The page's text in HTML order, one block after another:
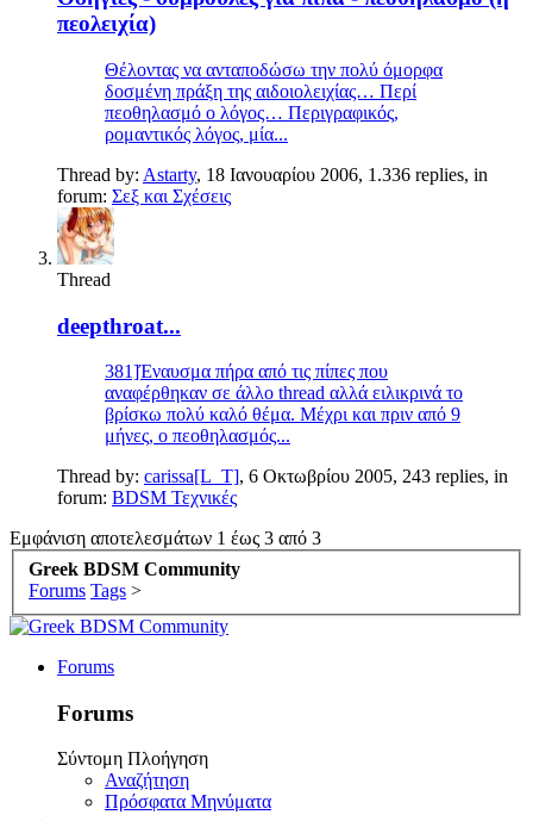
πεολειχία)
Θέλοντας να ανταποδώσω την πολύ όμορφα
δοσμένη πράξη της αιδοιολειχίας… Περί
πεοθηλασμό ο λόγος… Περιγραφικός,
ρομαντικός λόγος, μία...
Thread by: Astarty, 18 Ιανουαρίου 2006, 1.336 replies, in
forum: Σεξ και Σχέσεις
Thread
deepthroat...
381]Έναυσμα πήρα από τις πίπες που
αναφέρθηκαν σε άλλο thread αλλά ειλικρινά το
βρίσκω πολύ καλό θέμα. Μέχρι και πριν από 9
μήνες, ο πεοθηλασμός...
Thread by: carissa[L_T], 6 Οκτωβρίου 2005, 243 replies, in
forum: BDSM Τεχνικές
Εμφάνιση αποτελεσμάτων 1 έως 3 από 3
Greek BDSM Community
Forums Tags >
Forums
Forums
Σύντομη Πλοήγηση
Αναζήτηση
Πρόσφατα Μηνύματα